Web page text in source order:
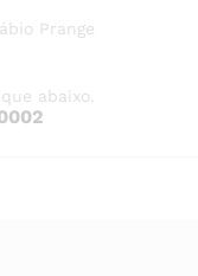
Prange
abaixo.